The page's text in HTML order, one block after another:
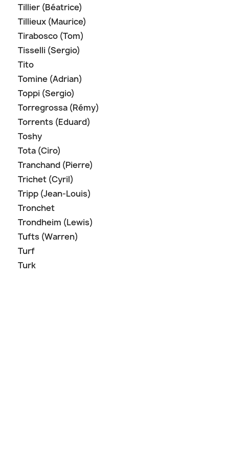
Tillier (Béatrice)
Tillieux (Maurice)
Tirabosco (Tom)
Tisselli (Sergio)
Tito
Tomine (Adrian)
Toppi (Sergio)
Torregrossa (Rémy)
Torrents (Eduard)
Toshy
Tota (Ciro)
Tranchand (Pierre)
Trichet (Cyril)
Tripp (Jean-Louis)
Tronchet
Trondheim (Lewis)
Tufts (Warren)
Turf
Turk